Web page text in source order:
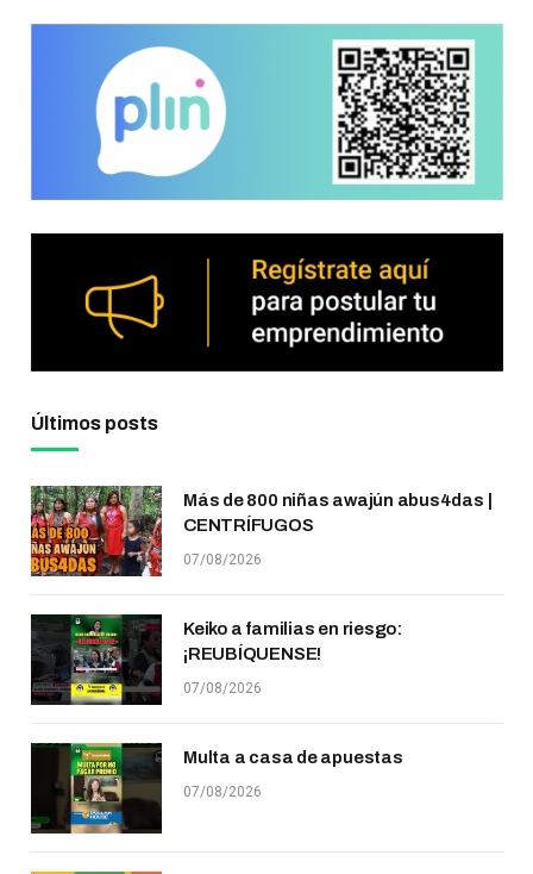
Últimos posts
Más de 800 niñas awajún abus4das |
CENTRÍFUGOS
07/08/2026
Keiko a familias en riesgo:
¡REUBÍQUENSE!
07/08/2026
Multa a casa de apuestas
07/08/2026